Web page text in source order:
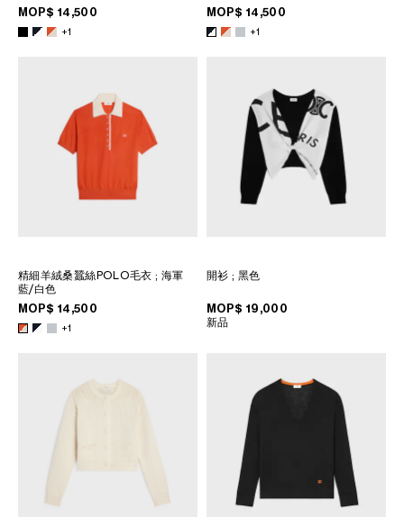
MOP$ 14,500
+1
MOP$ 14,500
+1
精細羊絨桑蠶絲POLO毛衣; 海軍
藍/白色
MOP$ 14,500
+1
開衫; 黑色
MOP$ 19,000
新品